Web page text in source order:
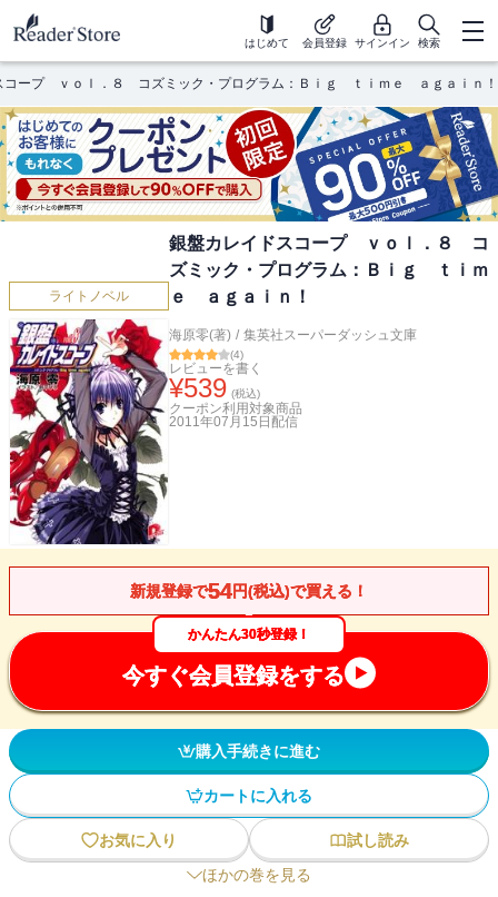
はじめて 会員登録 サインイン 検索
コープ ｖｏｌ．８ コズミック・プログラム：Ｂｉｇ ｔｉｍｅ ａｇａｉｎ！
ライトノベル
銀盤カレイドスコープ ｖｏｌ．８ コ
ズミック・プログラム：Ｂｉｇ ｔｉｍ
ｅ ａｇａｉｎ！
海原零(著) / 集英社スーパーダッシュ文庫
(4)
レビューを書く
¥539 (税込)
クーポン利用対象商品
2011年07月15日 配信
新規登録で54円(税込)で買える！
かんたん30秒登録！
今すぐ会員登録をする
購入手続きに進む
カートに入れる
お気に入り
試し読み
ほかの巻を見る